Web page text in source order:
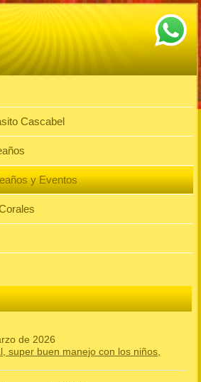
Cascabel
y Eventos
de 2026
super buen manejo con los niños,